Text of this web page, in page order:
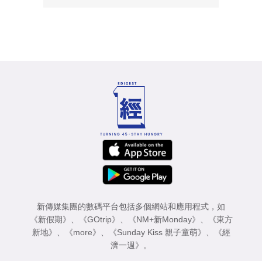
新傳媒集團的數碼平台包括多個網站和應用程式，如
《新假期》 、 《GOtrip》 、 《NM+新Monday》 、
《東方
新地》 、 《more》 、 《Sunday Kiss 親子童萌》 、
《經
濟一週》 。